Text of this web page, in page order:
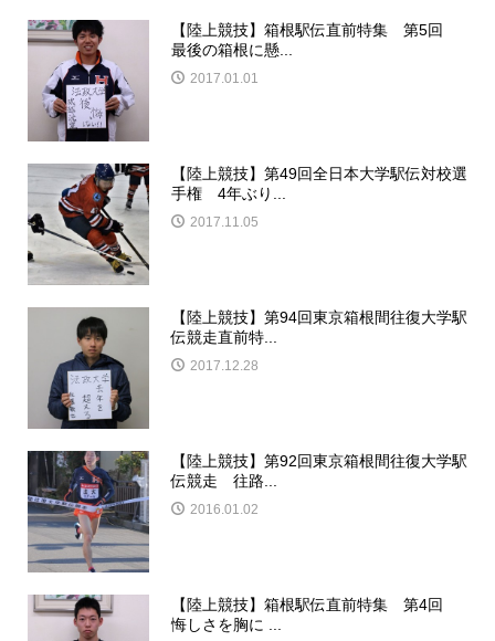
【陸上競技】箱根駅伝直前特集 第5回
最後の箱根に懸...
2017.01.01
【陸上競技】第49回全日本大学駅伝対校選
手権 4年ぶり...
2017.11.05
【陸上競技】第94回東京箱根間往復大学駅
伝競走直前特...
2017.12.28
【陸上競技】第92回東京箱根間往復大学駅
伝競走 往路...
2016.01.02
【陸上競技】箱根駅伝直前特集 第4回
悔しさを胸に ...